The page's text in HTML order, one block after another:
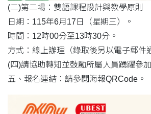
(二)第二場：雙語課程設計與教學原則
日期：115年6月17日（星期三）。
時間：12時00分至13時30分。
方式：線上辦理（錄取後另以電子郵件
(四)請協助轉知並鼓勵所屬人員踴躍參加
五、報名連結：請參閱海報QRCode。